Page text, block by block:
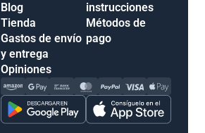
Blog
Tienda
Gastos de envío
y entrega
Opiniones
instrucciones
Métodos de
pago